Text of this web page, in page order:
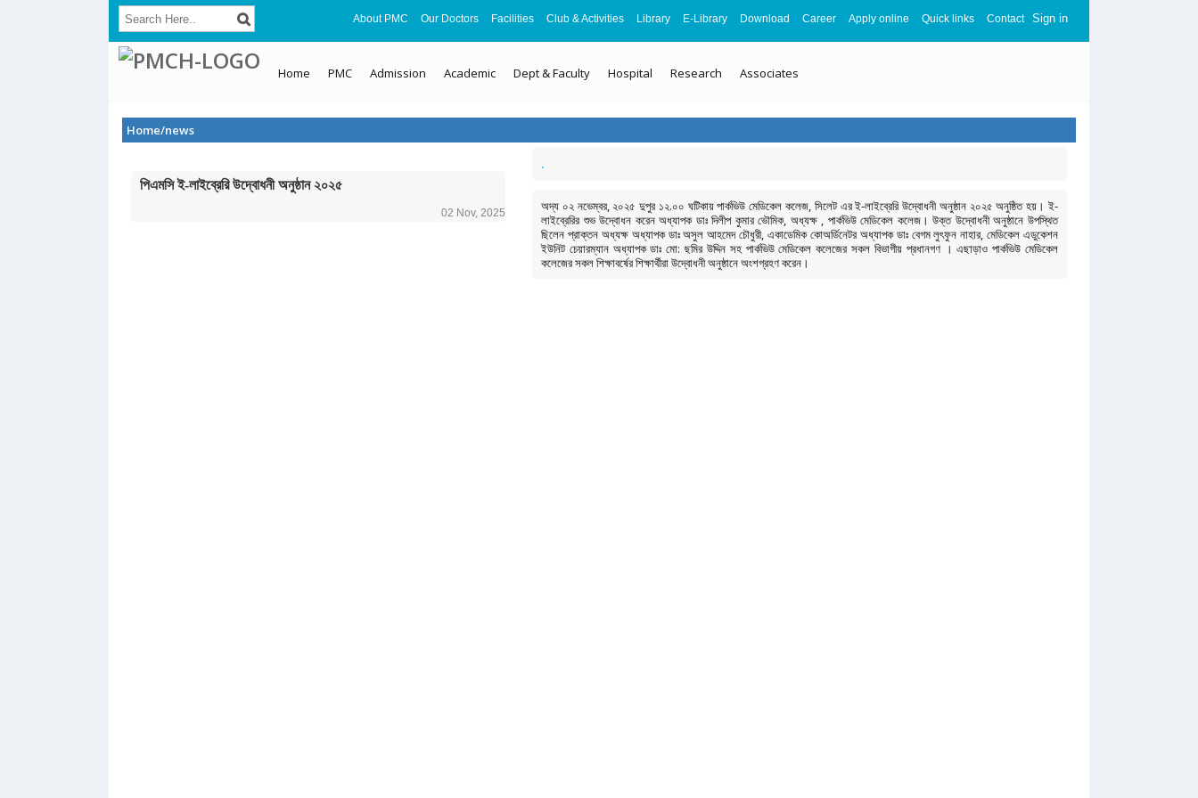
About PMC Our Doctors Facilities Club & Activities Library E-Library Download Career Apply online Quick links Contact Sign in
Home PMC Admission Academic Dept & Faculty Hospital Research Associates
Home/news
পিএমসি ই-লাইব্রেরি উদ্বোধনী অনুষ্ঠান ২০২৫
02 Nov, 2025
.
অদ্য ০২ নভেম্বর, ২০২৫ দুপুর ১২.০০ ঘটিকায় পার্কভিউ মেডিকেল কলেজ, সিলেট এর ই-লাইব্রেরি উদ্বোধনী অনুষ্ঠান ২০২৫ অনুষ্ঠিত হয়। ই-
লাইব্রেরির শুভ উদ্বোধন করেন অধ্যাপক ডাঃ দিলীপ কুমার ভৌমিক, অধ্যক্ষ , পার্কভিউ মেডিকেল কলেজ। উক্ত উদ্বোধনী অনুষ্ঠানে উপস্থিত
ছিলেন প্রাক্তন অধ্যক্ষ অধ্যাপক ডাঃ অসুল আহমেদ চৌধুরী, একাডেমিক কোঅর্ডিনেটর অধ্যাপক ডাঃ বেগম লুৎফুন নাহার, মেডিকেল এডুকেশন
ইউনিট চেয়ারম্যান অধ্যাপক ডাঃ মো: ছমির উদ্দিন সহ পার্কভিউ মেডিকেল কলেজের সকল বিভাগীয় প্রধানগণ । এছাড়াও পার্কভিউ মেডিকেল
কলেজের সকল শিক্ষাবর্ষের শিক্ষার্থীরা উদ্বোধনী অনুষ্ঠানে অংশগ্রহণ করেন।